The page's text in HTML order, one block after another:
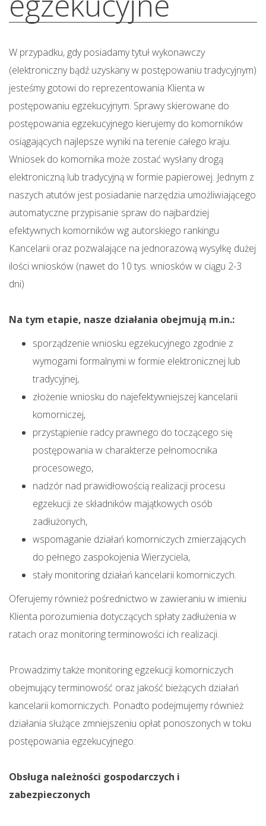
W przypadku, gdy posiadamy tytuł wykonawczy
(elektroniczny bądź uzyskany w postępowaniu tradycyjnym)
jesteśmy gotowi do reprezentowania Klienta w
postępowaniu egzekucyjnym. Sprawy skierowane do
postępowania egzekucyjnego kierujemy do komorników
osiągających najlepsze wyniki na terenie całego kraju.
Wniosek do komornika może zostać wysłany drogą
elektroniczną lub tradycyjną w formie papierowej. Jednym z
naszych atutów jest posiadanie narzędzia umożliwiającego
automatyczne przypisanie spraw do najbardziej
efektywnych komorników wg autorskiego rankingu
Kancelarii oraz pozwalające na jednorazową wysyłkę dużej
ilości wniosków (nawet do 10 tys. wniosków w ciągu 2-3
dni)
Na tym etapie, nasze działania obejmują m.in.:
sporządzenie wniosku egzekucyjnego zgodnie z
wymogami formalnymi w formie elektronicznej lub
tradycyjnej,
złożenie wniosku do najefektywniejszej kancelarii
komorniczej,
przystąpienie radcy prawnego do toczącego się
postępowania w charakterze pełnomocnika
procesowego,
nadzór nad prawidłowością realizacji procesu
egzekucji ze składników majątkowych osób
zadłużonych,
wspomaganie działań komorniczych zmierzających
do pełnego zaspokojenia Wierzyciela,
stały monitoring działań kancelarii komorniczych.
Oferujemy również pośrednictwo w zawieraniu w imieniu
Klienta porozumienia dotyczących spłaty zadłużenia w
ratach oraz monitoring terminowości ich realizacji.
Prowadzimy także monitoring egzekucji komorniczych
obejmujący terminowość oraz jakość bieżących działań
kancelarii komorniczych. Ponadto podejmujemy również
działania służące zmniejszeniu opłat ponoszonych w toku
postępowania egzekucyjnego.
Obsługa należności gospodarczych i
zabezpieczonych